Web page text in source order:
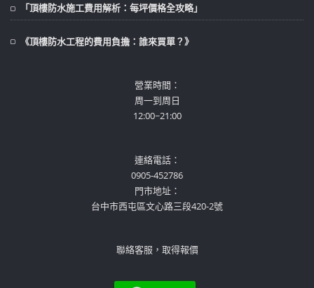
「頂樓防水施工費用解析：每坪價格全攻略」
《頂樓防水工程的費用負擔：誰來買單？》
營業時間：
周一到周日
12:00~21:00
連絡電話：
0905-452786
門市地址：
台中市西屯區文心路三段420-2號
聯絡客服，取得報價